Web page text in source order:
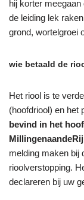
hij korter
de leiding lek
grond, wortelgroei
wie betaald de
Het riool is te
(hoofdriool) en het
bevind in het
melding maken bij
rioolverstopping.
declareren bij uw